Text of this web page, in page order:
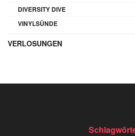
DIVERSITY DIVE
VINYLSÜNDE
VERLOSUNGEN